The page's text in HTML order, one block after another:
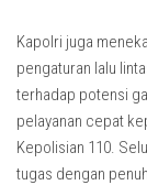
Kapolri juga
pengaturan lalu
terhadap potensi
pelayanan cepat
Kepolisian 110.
tugas dengan